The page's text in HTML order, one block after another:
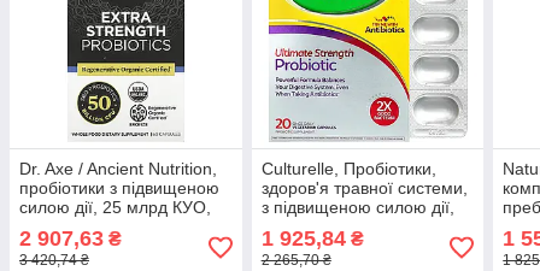
Dr. Axe / Ancient Nutrition,
пробіотики з підвищеною
силою дії, 25 млрд КУО,
60 капсул, Київ
2 907,63 ₴
3 420,74 ₴
Culturelle, Пробіотики,
здоров'я травної системи,
з підвищеною силою дії,
20 вегетаріанських капсул
для, Київ
1 925,84₴
2 265,70 ₴
1
1